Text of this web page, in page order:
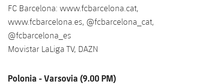
FC Barcelona: www.fcbarcelona.cat,
www.fcbarcelona.es, @fcbarcelona_cat,
@fcbarcelona_es
Movistar LaLiga TV, DAZN
Polonia - Varsovia (9.00 PM)